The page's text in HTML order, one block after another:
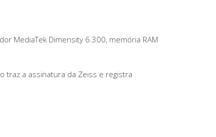
MediaTek Dimensity 6.300, memória RAM
traz a assinatura da Zeiss e registra